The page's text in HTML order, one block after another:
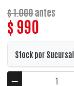
$ 1.000antes
$ 990
Stock por Sucursal